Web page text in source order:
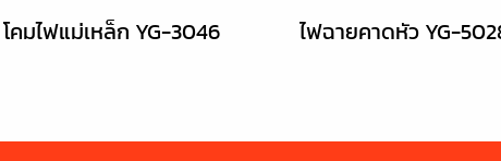
โคมไฟแม่เหล็ก YG-3046